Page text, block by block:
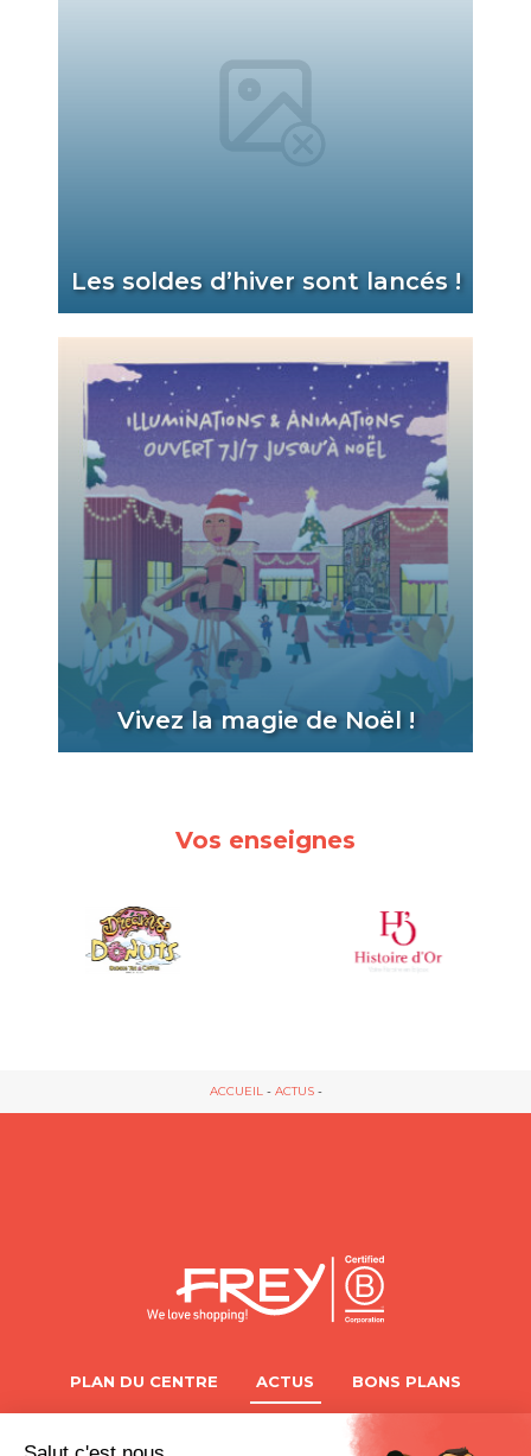
Les soldes d’hiver sont lancés !
Vivez la magie de Noël !
Vos enseignes
ACCUEIL- ACTUS-
PLAN DU CENTRE ACTUS BONS PLANS
OFFRES D’EMPLOI